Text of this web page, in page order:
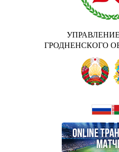
ГРОДНЕНСКОГО